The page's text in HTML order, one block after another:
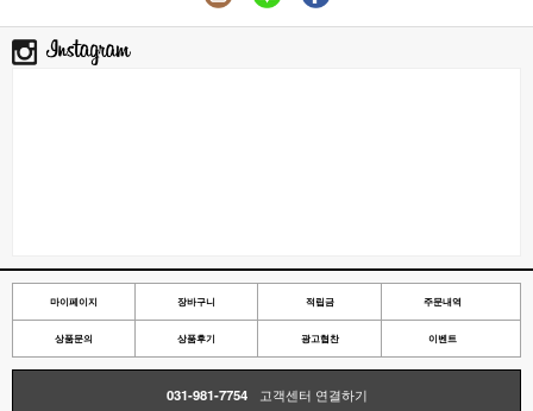
마이페이지 장바구니 적립금 주문내역
상품문의 상품후기 광고협찬 이벤트
031-981-7754 고객센터 연결하기